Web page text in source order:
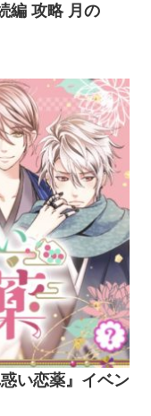
編 攻略 月の
い恋薬』イベン